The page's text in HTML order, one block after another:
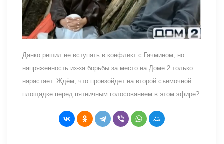
Данко решил не вступать в конфликт с Гачмином, но
напряженность из-за борьбы за место на Доме 2 только
нарастает. Ждём, что произойдет на второй съемочной
площадке перед пятничным голосованием в этом эфире?